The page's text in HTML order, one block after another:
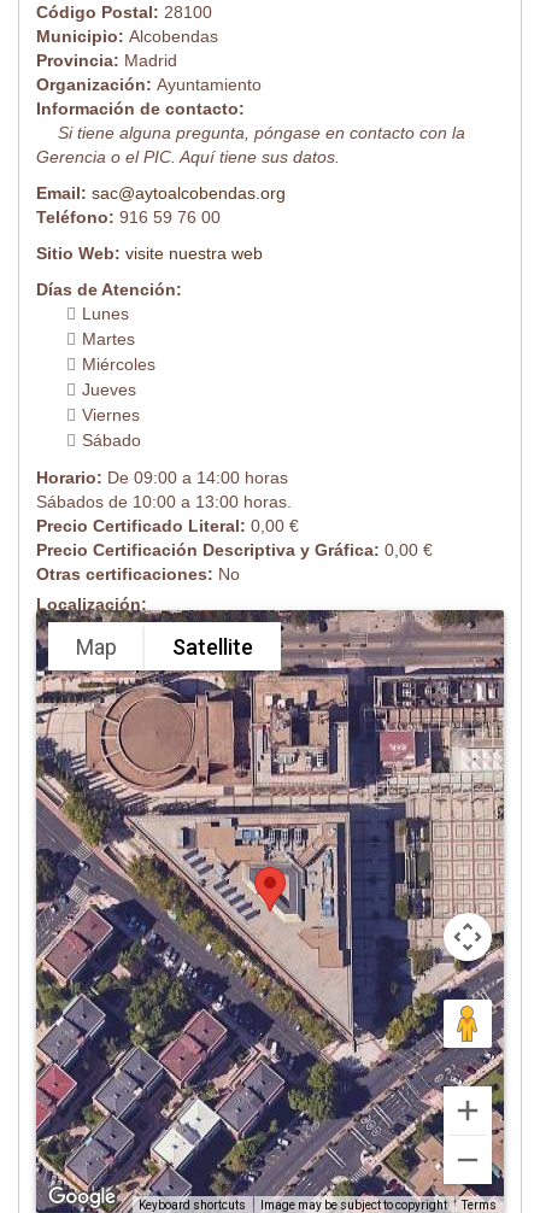
Código Postal: 28100
Municipio: Alcobendas
Provincia: Madrid
Organización: Ayuntamiento
Información de contacto:
Si tiene alguna pregunta, póngase en contacto con la
Gerencia o el PIC. Aquí tiene sus datos.
Email: sac@aytoalcobendas.org
Teléfono: 916 59 76 00
Sitio Web: visite nuestra web
Días de Atención:
Lunes
Martes
Miércoles
Jueves
Viernes
Sábado
Horario: De 09:00 a 14:00 horas
Sábados de 10:00 a 13:00 horas.
Precio Certificado Literal: 0,00 €
Precio Certificación Descriptiva y Gráfica: 0,00 €
Otras certificaciones: No
Localización:
Map Satellite
Keyboard shortcuts Image may be subject to copyright Terms